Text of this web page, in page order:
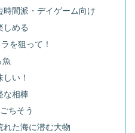
間派・デイゲーム向け
める
を狙って！
い！
な相棒
ちそう
た海に潜む大物